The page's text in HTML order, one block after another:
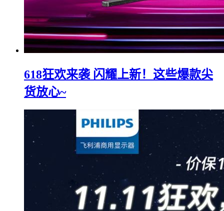
618狂欢来袭 闪耀上新！这些爆款尖
货放心~